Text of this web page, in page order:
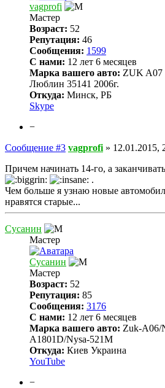
vagprofi
Мастер
Возраст: 52
Репутация: 46
Сообщения: 1599
С нами: 12 лет 6 месяцев
Марка вашего авто: ZUK A07
Люблин 35141 2006г.
Откуда: Минск, РБ
Skype
−
Сообщение #3 vagprofi » 12.01.2015,
Причем начинать 14-го, а
.
Чем больше я узнаю новые
нравятся старые...
Сусанин
Мастер
Сусанин
Мастер
Возраст: 52
Репутация: 85
Сообщения: 3176
С нами: 12 лет 6 месяцев
Марка вашего авто: Zuk-A06/
A1801D/Nysa-521M
Откуда: Киев Украина
YouTube
−